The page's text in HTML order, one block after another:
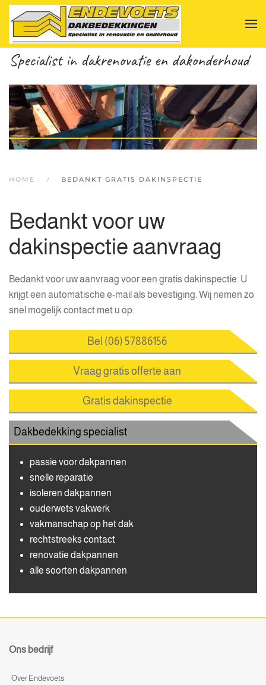
Terug naar hoofdinhoud
Specialist in dakrenovatie en dakonderhoud
HOME BEDANKT GRATIS DAKINSPECTIE
Bedankt voor uw
dakinspectie aanvraag
Bedankt voor uw aanvraag voor een gratis dakinspectie. U
krijgt een automatische e-mail als bevestiging. Wij nemen zo
snel mogelijk contact met u op.
Bel (06) 57886156
Vraag gratis offerte aan
Gratis dakinspectie
Dakbedekking specialist
passie voor dakpannen
snelle reparatie
isoleren dakpannen
ouderwets vakwerk
vakmanschap op het dak
rechtstreeks contact
renovatie dakpannen
alle soorten dakpannen
Ons bedrijf
Over Endevoets